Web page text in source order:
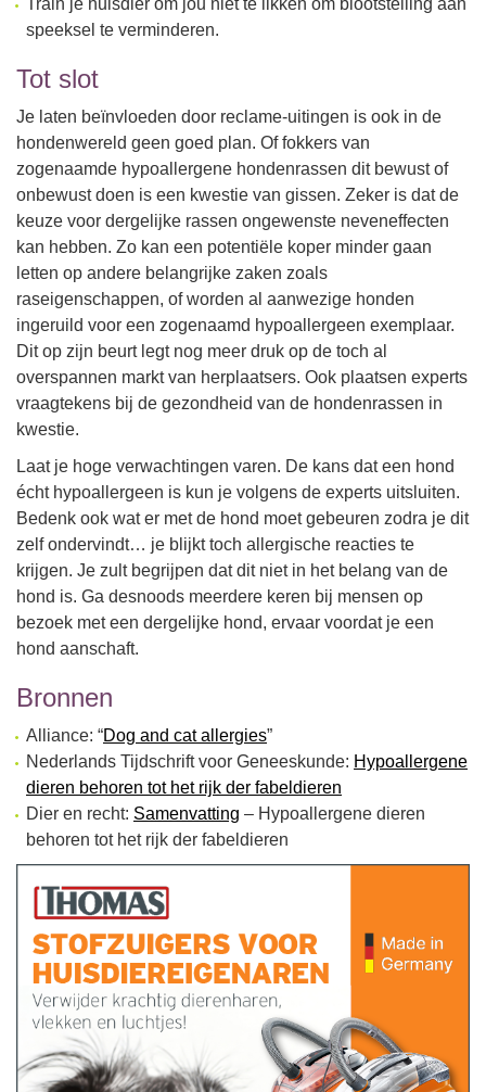
Train je huisdier om jou niet te likken om blootstelling aan
speeksel te verminderen.
Tot slot
Je laten beïnvloeden door reclame-uitingen is ook in de
hondenwereld geen goed plan. Of fokkers van
zogenaamde hypoallergene hondenrassen dit bewust of
onbewust doen is een kwestie van gissen. Zeker is dat de
keuze voor dergelijke rassen ongewenste neveneffecten
kan hebben. Zo kan een potentiële koper minder gaan
letten op andere belangrijke zaken zoals
raseigenschappen, of worden al aanwezige honden
ingeruild voor een zogenaamd hypoallergeen exemplaar.
Dit op zijn beurt legt nog meer druk op de toch al
overspannen markt van herplaatsers. Ook plaatsen experts
vraagtekens bij de gezondheid van de hondenrassen in
kwestie.
Laat je hoge verwachtingen varen. De kans dat een hond
écht hypoallergeen is kun je volgens de experts uitsluiten.
Bedenk ook wat er met de hond moet gebeuren zodra je dit
zelf ondervindt… je blijkt toch allergische reacties te
krijgen. Je zult begrijpen dat dit niet in het belang van de
hond is. Ga desnoods meerdere keren bij mensen op
bezoek met een dergelijke hond, ervaar voordat je een
hond aanschaft.
Bronnen
Alliance: “Dog and cat allergies”
Nederlands Tijdschrift voor Geneeskunde: Hypoallergene
dieren behoren tot het rijk der fabeldieren
Dier en recht: Samenvatting – Hypoallergene dieren
behoren tot het rijk der fabeldieren